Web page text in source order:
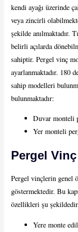
kendi ayağı üzerinde
veya zincirli
şekilde anılmaktadır.
belirli açılarda
sahiptir. Pergel vinç
ayarlanmaktadır. 180
sahip modelleri
bulunmaktadır:
Duvar monteli
Yer monteli
Pergel
Pergel vinçlerin genel
göstermektedir. Bu
özellikleri şu
Yere monte